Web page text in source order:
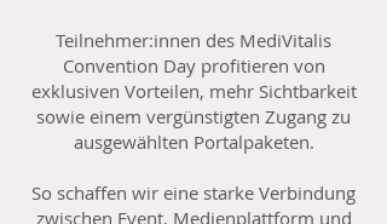
Teilnehmer:innen des MediVitalis
Convention Day profitieren von
exklusiven Vorteilen, mehr Sichtbarkeit
sowie einem vergünstigten Zugang zu
ausgewählten Portalpaketen.
So schaffen wir eine starke Verbindung
zwischen Event, Medienplattform und